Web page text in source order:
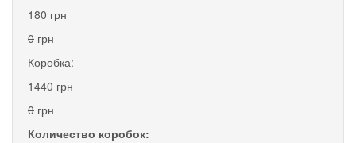
180 грн
0 грн
Коробка:
1440 грн
0 грн
Количество коробок: